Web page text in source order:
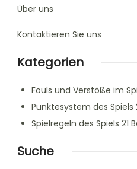
Über uns
Kontaktieren Sie uns
Kategorien
Fouls und Verstöße im
Punktesystem des Spiels
Spielregeln des Spiels 21
Suche